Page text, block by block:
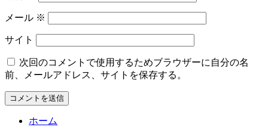
メール ※
サイト
次回のコメントで使用するためブラウザーに自分の名
前、メールアドレス、サイトを保存する。
ホーム